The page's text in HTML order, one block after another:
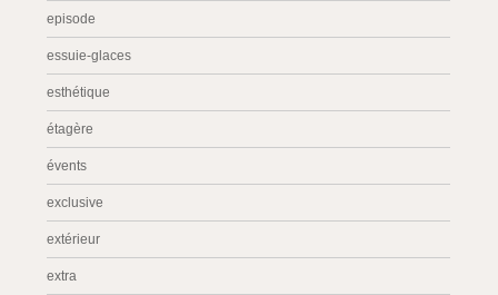
episode
essuie-glaces
esthétique
étagère
évents
exclusive
extérieur
extra